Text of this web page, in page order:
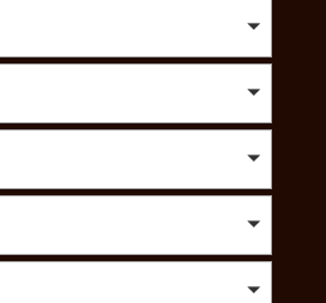
prix. A travers une large sélection de
enduro, descente/freeride, fat, dirt. Afin
produits spécialisés vous
idéal dans des gammes comme le
vélo couché ou bien même
de BMX, des vélos pliants, des
des draisiennes. Pour votre enfant
parmi une diversité de vélos. Pour
parfait pour votre pratique,
critères à sélectionner pour